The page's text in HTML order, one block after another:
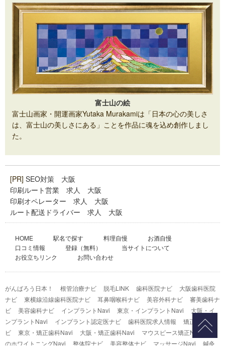
富士山の絵
富士山画家・開運画家Yutaka Murakamiは「日本の心の美しさ
は、富士山の美しさにある」ことを作品に魂を込め創作しまし
た。
[PR] SEO対策 大阪
印刷ルート営業 求人 大阪
印刷オペレーター 求人 大阪
ルート配送ドライバー 求人 大阪
HOME 駅名で探す 料理自慢
お酒自慢
口コミ情報
登録（無料）
当サイトについて
お役立ちリンク
お問い合わせ
がんばろう日本！ 根管治療ナビ 脱毛LINK 歯科医院ナビ
大阪歯科医院
ナビ
東横線沿線歯科医院ナビ 耳鼻咽喉科ナビ 美容外科ナビ
審美歯科ナ
ビ
美容歯科ナビ インプラントNavi 東京・インプラントNavi
大阪・イ
ンプラントNavi
インプラント認定医ナビ 歯科医院求人情報
矯正歯科ナ
ビ
東京・矯正歯科Navi 大阪・矯正歯科Navi マウスピース矯正Navi
歯
のホワイトニングNavi
整体院ナビ 美容整体ナビ マッサージNavi 鍼灸